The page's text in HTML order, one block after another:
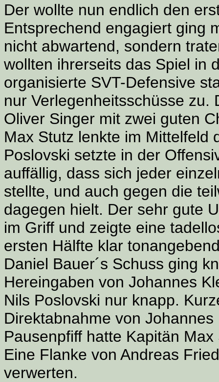
Der wollte nun endlich den
Entsprechend engagiert ging
nicht abwartend, sondern
wollten ihrerseits das Spiel in
organisierte SVT-Defensive
nur Verlegenheitsschüsse zu.
Oliver Singer mit zwei guten
Max Stutz lenkte im Mittelfeld
Poslovski setzte in der
auffällig, dass sich jeder
stellte, und auch gegen die
dagegen hielt. Der sehr gute
im Griff und zeigte eine
ersten Hälfte klar
Daniel Bauer´s Schuss ging
Hereingaben von Johannes
Nils Poslovski nur knapp.
Direktabnahme von
Pausenpfiff hatte Kapitän
Eine Flanke von Andreas
verwerten.